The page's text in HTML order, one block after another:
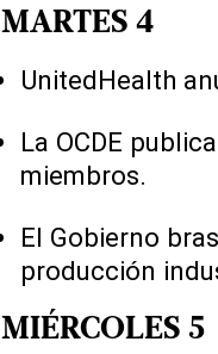
MARTES 4
UnitedHealth
La OCDE
miembros.
El Gobierno
producción
MIÉRCOLES 5